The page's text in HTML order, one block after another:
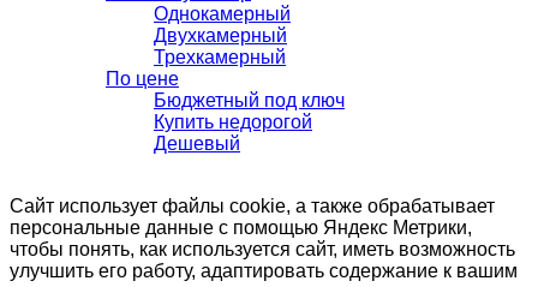
Однокамерный
Двухкамерный
Трехкамерный
По цене
Бюджетный под ключ
Купить недорогой
Дешевый
Сайт использует файлы cookie, а также обрабатывает
персональные данные с помощью Яндекс Метрики,
чтобы понять, как используется сайт, иметь возможность
улучшить его работу, адаптировать содержание к вашим